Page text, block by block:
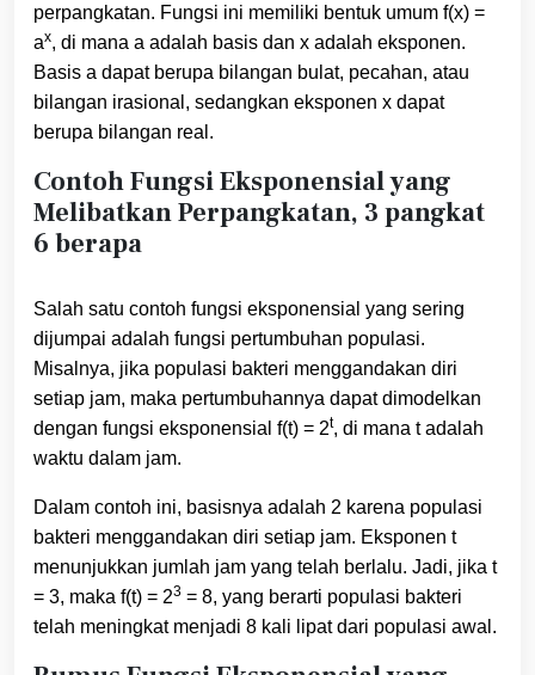
perpangkatan. Fungsi ini memiliki bentuk umum f(x) =
ax, di mana a adalah basis dan x adalah eksponen.
Basis a dapat berupa bilangan bulat, pecahan, atau
bilangan irasional, sedangkan eksponen x dapat
berupa bilangan real.
Contoh Fungsi Eksponensial yang
Melibatkan Perpangkatan, 3 pangkat
6 berapa
Salah satu contoh fungsi eksponensial yang sering
dijumpai adalah fungsi pertumbuhan populasi.
Misalnya, jika populasi bakteri menggandakan diri
setiap jam, maka pertumbuhannya dapat dimodelkan
dengan fungsi eksponensial f(t) = 2t, di mana t adalah
waktu dalam jam.
Dalam contoh ini, basisnya adalah 2 karena populasi
bakteri menggandakan diri setiap jam. Eksponen t
menunjukkan jumlah jam yang telah berlalu. Jadi, jika t
= 3, maka f(t) = 23 = 8, yang berarti populasi bakteri
telah meningkat menjadi 8 kali lipat dari populasi awal.